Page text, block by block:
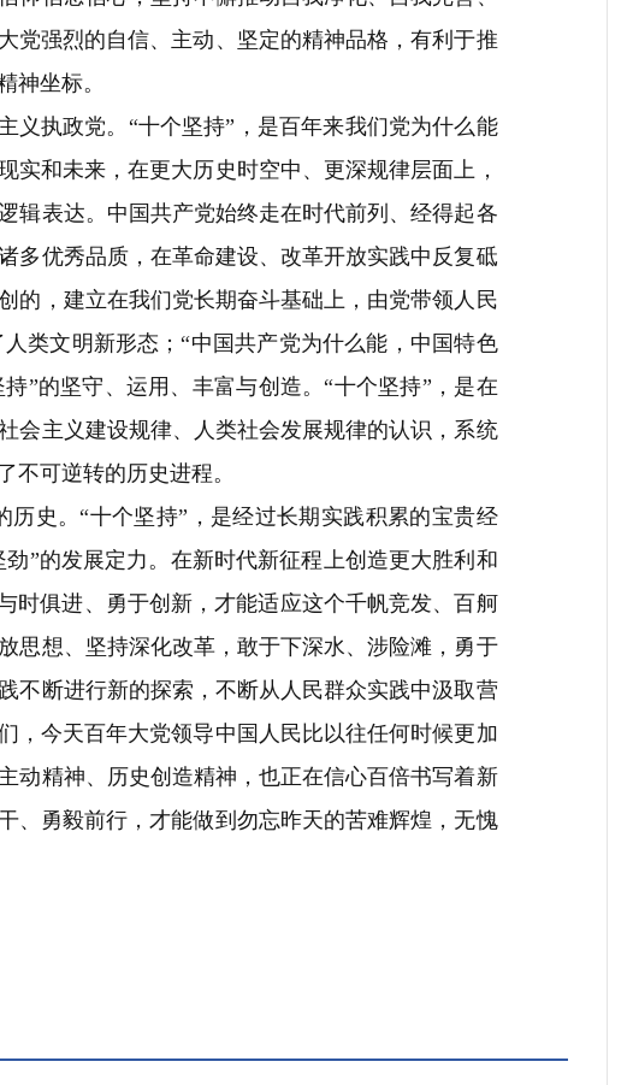
党强烈的自信、主动、坚定的精神品格，有利于推
神坐标。
义执政党。 “十个坚持” ，是百年来我们党为什么能
实和未来，在更大历史时空中、更深规律层面上，
辑表达。中国共产党始终走在时代前列、经得起各
多优秀品质，在革命建设、改革开放实践中反复砥
的，建立在我们党长期奋斗基础上，由党带领人民
类文明新形态；“中国共产党为什么能，中国特色
持”的坚守、运用、丰富与创造。“十个坚持” ，是在
会主义建设规律、人类社会发展规律的认识，系统
可逆转的历史进程。
历史。“十个坚持” ，是经过长期实践积累的宝贵经
劲”的发展定力。在新时代新征程上创造更大胜利和
时俱进、勇于创新，才能适应这个千帆竞发、百舸
思想、坚持深化改革，敢于下深水、涉险滩，勇于
不断进行新的探索，不断从人民群众实践中汲取营
，今天百年大党领导中国人民比以往任何时候更加
动精神、历史创造精神，也正在信心百倍书写着新
、勇毅前行，才能做到勿忘昨天的苦难辉煌，无愧